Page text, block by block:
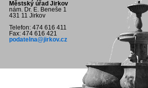
Městský úřad Jirkov
nám. Dr. E. Beneše 1
431 11 Jirkov
Telefon: 474 616 411
Fax: 474 616 421
podatelna@jirkov.cz